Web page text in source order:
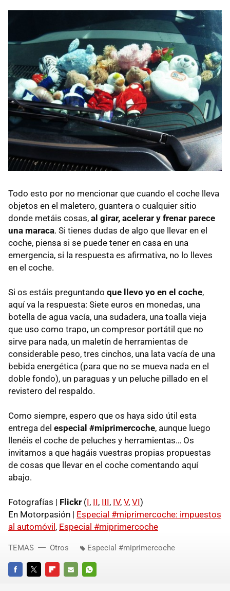
Todo esto por no mencionar que cuando el coche lleva
objetos en el maletero, guantera o cualquier sitio
donde metáis cosas, al girar, acelerar y frenar parece
una maraca. Si tienes dudas de algo que llevar en el
coche, piensa si se puede tener en casa en una
emergencia, si la respuesta es afirmativa, no lo lleves
en el coche.
Si os estáis preguntando que llevo yo en el coche,
aquí va la respuesta: Siete euros en monedas, una
botella de agua vacía, una sudadera, una toalla vieja
que uso como trapo, un compresor portátil que no
sirve para nada, un maletín de herramientas de
considerable peso, tres cinchos, una lata vacía de una
bebida energética (para que no se mueva nada en el
doble fondo), un paraguas y un peluche pillado en el
revistero del respaldo.
Como siempre, espero que os haya sido útil esta
entrega del especial #miprimercoche, aunque luego
llenéis el coche de peluches y herramientas… Os
invitamos a que hagáis vuestras propias propuestas
de cosas que llevar en el coche comentando aquí
abajo.
Fotografías | Flickr (I, II, III, IV, V, VI)
En Motorpasión | Especial #miprimercoche: impuestos
al automóvil , Especial #miprimercoche
FACEBOOKTWITTERFLIPBOARD
E-
WHATSAPP
TEMAS Otros Especial #miprimercoche